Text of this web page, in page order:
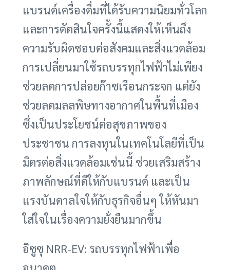
แบรนด์เครื่องดื่มที่ได้รับความนิยมทั่วโลก
และการตัดสินใจครั้งนี้แสดงให้เห็นถึง
ความรับผิดชอบต่อสังคมและสิ่งแวดล้อม
การเปลี่ยนมาใช้รถบรรทุกไฟฟ้าไม่เพียง
ช่วยลดการปล่อยก๊าซเรือนกระจก แต่ยัง
ช่วยลดมลลพิษทางอากาศในพื้นที่เมือง
ซึ่งเป็นประโยชน์ต่อสุขภาพของ
ประชาชน การลงทุนในเทคโนโลยีที่เป็น
มิตรต่อสิ่งแวดล้อมเช่นนี้ ช่วยเสริมสร้าง
ภาพลักษณ์ที่ดีให้กับแบรนด์ และเป็น
แรงบันดาลใจให้กับธุรกิจอื่นๆ ให้หันมา
ใส่ใจในเรื่องความยั่งยืนมากขึ้น
อิซูซุ NRR-EV: รถบรรทุกไฟฟ้าเพื่อ